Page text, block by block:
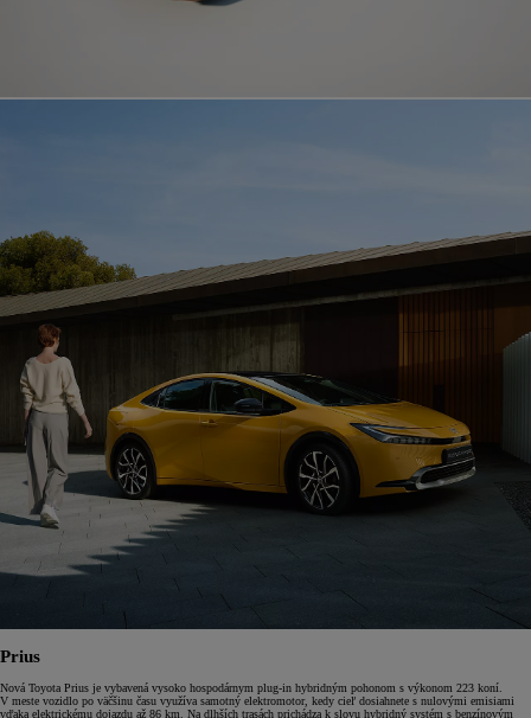
Prius
Nová Toyota Prius je vybavená vysoko hospodárnym plug-in hybridným pohonom s výkonom 223 koní.
V meste vozidlo po väčšinu času využíva samotný elektromotor, kedy cieľ dosiahnete s nulovými emisiami
vďaka elektrickému dojazdu až 86 km. Na dlhších trasách prichádza k slovu hybridný systém s benzínovým